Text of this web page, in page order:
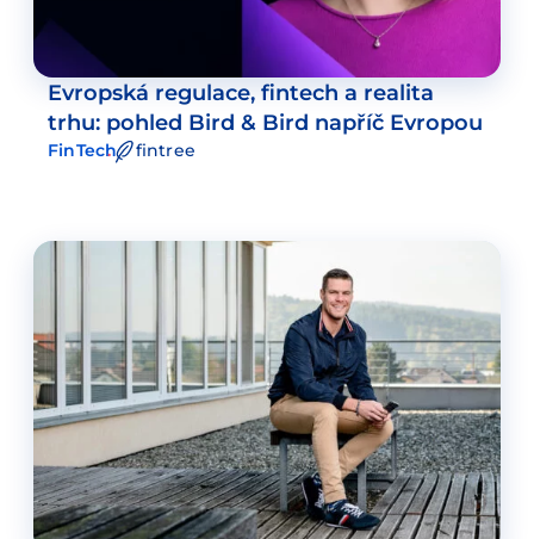
Evropská regulace, fintech a realita
trhu: pohled Bird & Bird napříč Evropou
FinTech fintree